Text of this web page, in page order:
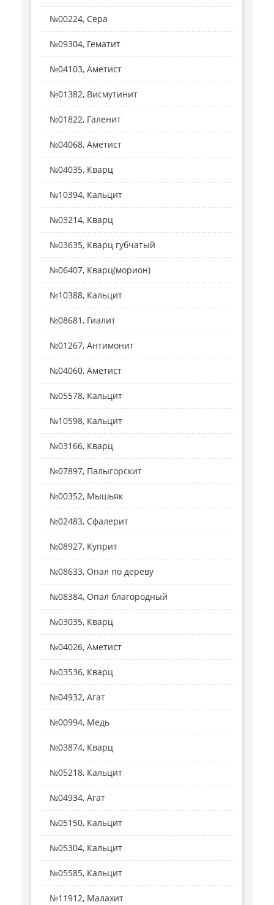
№00224, Сера
№09304, Гематит
№04103, Аметист
№01382, Висмутинит
№01822, Галенит
№04068, Аметист
№04035, Кварц
№10394, Кальцит
№03214, Кварц
№03635, Кварц губчатый
№06407, Кварц(морион)
№10388, Кальцит
№08681, Гиалит
№01267, Антимонит
№04060, Аметист
№05578, Кальцит
№10598, Кальцит
№03166, Кварц
№07897, Палыгорскит
№00352, Мышьяк
№02483, Сфалерит
№08927, Куприт
№08633, Опал по дереву
№08384, Опал благородный
№03035, Кварц
№04026, Аметист
№03536, Кварц
№04932, Агат
№00994, Медь
№03874, Кварц
№05218, Кальцит
№04934, Агат
№05150, Кальцит
№05304, Кальцит
№05585, Кальцит
№11912, Малахит